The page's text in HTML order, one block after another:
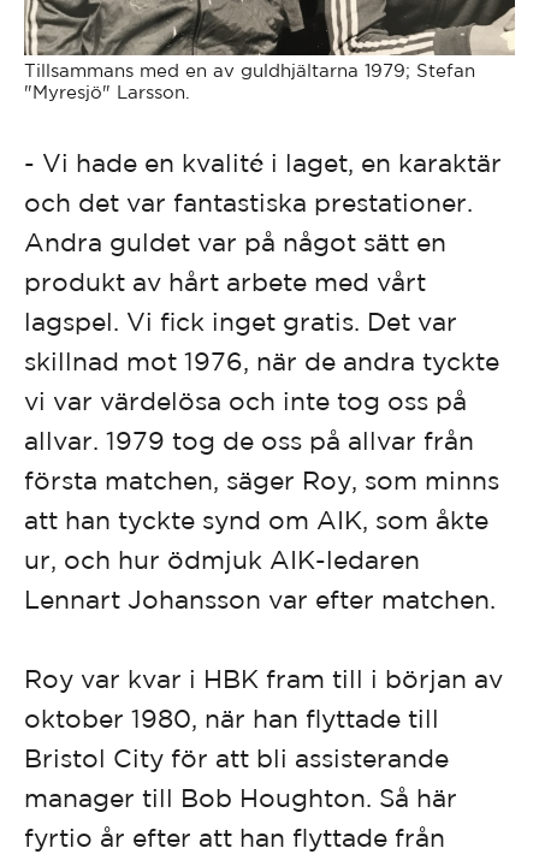
Tillsammans med en av guldhjältarna 1979; Stefan
"Myresjö" Larsson.
- Vi hade en kvalité i laget, en karaktär
och det var fantastiska prestationer.
Andra guldet var på något sätt en
produkt av hårt arbete med vårt
lagspel. Vi fick inget gratis. Det var
skillnad mot 1976, när de andra tyckte
vi var värdelösa och inte tog oss på
allvar. 1979 tog de oss på allvar från
första matchen, säger Roy, som minns
att han tyckte synd om AIK, som åkte
ur, och hur ödmjuk AIK-ledaren
Lennart Johansson var efter matchen.
Roy var kvar i HBK fram till i början av
oktober 1980, när han flyttade till
Bristol City för att bli assisterande
manager till Bob Houghton. Så här
fyrtio år efter att han flyttade från